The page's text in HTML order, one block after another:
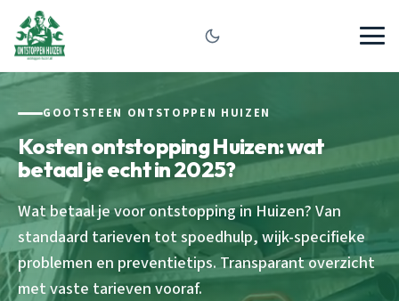
GOOTSTEEN ONTSTOPPEN HUIZEN
Kosten ontstopping Huizen: wat
betaal je echt in 2025?
Wat betaal je voor ontstopping in Huizen? Van
standaard tarieven tot spoedhulp, wijk-specifieke
problemen en preventietips. Transparant overzicht
met vaste tarieven vooraf.